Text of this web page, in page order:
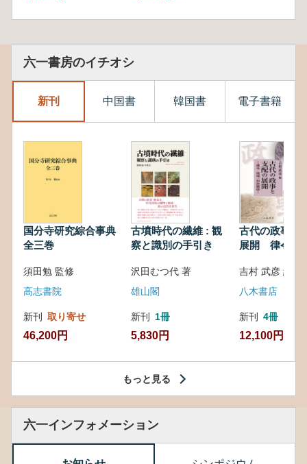
六一書房のイチオシ
新刊 中国書 韓国書 電子書籍
国分寺研究綜合事典
全三巻
須田勉 監修
高志書院
新刊 取り寄せ
46,200円
古墳時代の繊維 : 観
察と識別の手引き
沢田むつ代 著
雄山閣
新刊 1冊
5,830円
古代の政事と
展開 律令・
吉村 武彦 編集
八木書店
新刊 4冊
12,100円
もっと見る
六一インフォメーション